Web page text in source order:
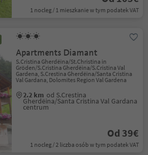
1 nocleg / 1 mieszkanie w tym podatek VAT
Apartments Diamant
S.Cristina Gherdëina/St.Christina in
Gröden/S.Cristina Gherdëina/S.Cristina Val
Gardena, S.Crestina Gherdëina/Santa Cristina
Val Gardana, Dolomites Region Val Gardena
2.2 km od S.Crestina
Gherdëina/Santa Cristina Val Gardana
centrum
Od 39€
1 nocleg / 2 liczba osób w tym podatek VAT